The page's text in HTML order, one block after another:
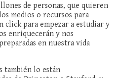
de personas, que quieren
medios o recursos para
click para empezar a estudiar y
enriquecerán y nos
en nuestra vida
también lo están